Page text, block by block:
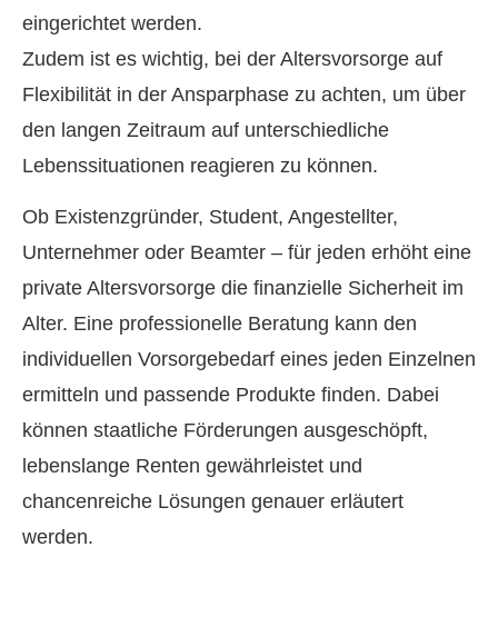
eingerichtet werden.
Zudem ist es wichtig, bei der Alters­vorsorge auf
Flexibilität in der Ansparphase zu achten, um über
den langen Zeitraum auf unterschiedliche
Lebenssituationen reagieren zu können.
Ob Existenzgründer, Student, Angestellter,
Unternehmer oder Beamter – für jeden erhöht eine
private Alters­vorsorge die finanzielle Sicherheit im
Alter. Eine professionelle Beratung kann den
individuellen Vorsorgebedarf eines jeden Einzelnen
ermitteln und passende Produkte finden. Dabei
können staatliche Förderungen ausgeschöpft,
lebenslange Renten gewährleistet und
chancenreiche Lösungen genauer erläutert
werden.